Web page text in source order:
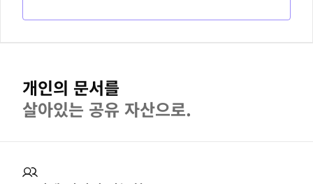
개인의 문서를
살아있는 공유 자산으로.